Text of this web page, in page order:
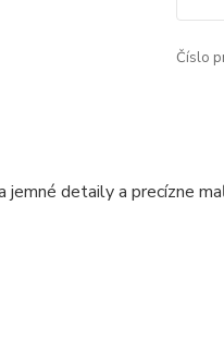
Číslo
detaily a precízne